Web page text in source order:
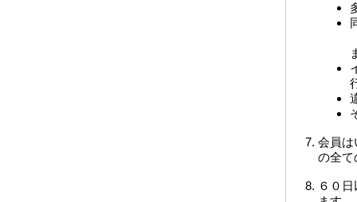
会員は
の全て
６０